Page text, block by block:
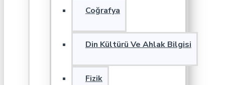
Coğrafya
Din Kültürü Ve Ahlak Bilgisi
Fizik